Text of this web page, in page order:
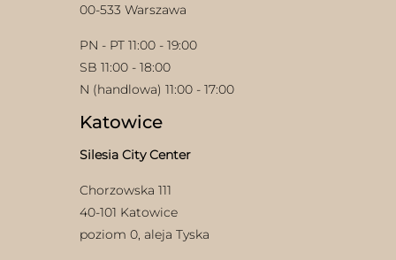
00-533 Warszawa
PN - PT 11:00 - 19:00
SB 11:00 - 18:00
N (handlowa) 11:00 - 17:00
Katowice
Silesia City Center
Chorzowska 111
40-101 Katowice
poziom 0, aleja Tyska